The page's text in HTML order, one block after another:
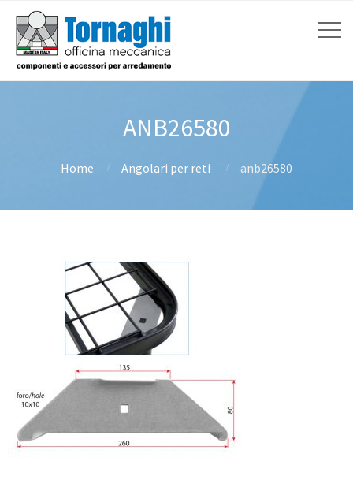
ANB26580
Home Angolari per reti anb26580